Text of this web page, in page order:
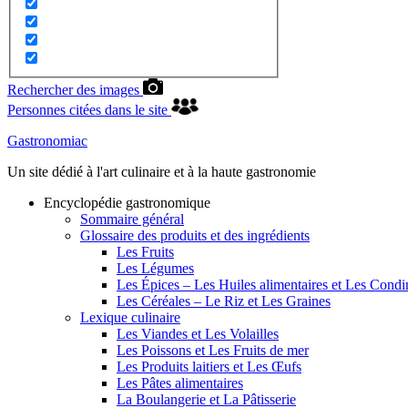
Rechercher des images
Personnes citées dans le site
Gastronomiac
Un site dédié à l'art culinaire et à la haute gastronomie
Encyclopédie gastronomique
Sommaire général
Glossaire des produits et des ingrédients
Les Fruits
Les Légumes
Les Épices – Les Huiles alimentaires et Les
Les Céréales – Le Riz et Les Graines
Lexique culinaire
Les Viandes et Les Volailles
Les Poissons et Les Fruits de mer
Les Produits laitiers et Les Œufs
Les Pâtes alimentaires
La Boulangerie et La Pâtisserie